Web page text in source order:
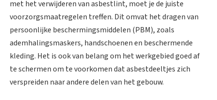
met het verwijderen van asbestlint, moet je de juiste
voorzorgsmaatregelen treffen. Dit omvat het dragen van
persoonlijke beschermingsmiddelen (PBM), zoals
ademhalingsmaskers, handschoenen en beschermende
kleding. Het is ook van belang om het werkgebied goed af
te schermen om te voorkomen dat asbestdeeltjes zich
verspreiden naar andere delen van het gebouw.